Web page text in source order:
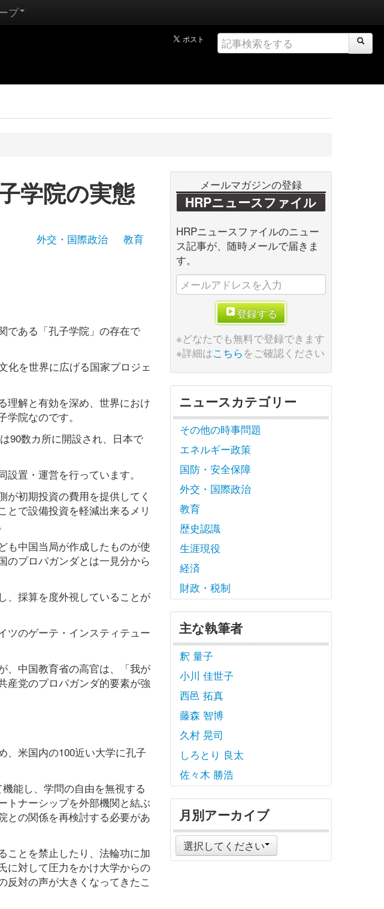
プ
学院の実態
外交・国際政治
教育
である「孔子学院」の存在で
化を世界に広げる国家プロジェ
理解と有効を深め、世界におけ
院なのです。
90数カ所に開設され、日本で
置・運営を行っています。
初期投資の費用を提供してく
とで設備投資を軽減出来るメリ
も中国当局が作成したものが使
のプロパガンダとは一見分から
、採算を度外視していることが
ツのゲーテ・インスティテュー
、中国教育省の高官は、「我が
産党のプロパガンダ的要素が強
、米国内の100近い大学に孔子
能し、学問の自由を無視する
トナーシップを外部機関と結ぶ
との関係を再検討する必要があ
ことを禁止したり、法輪功に加
に対して圧力をかけ大学からの
反対の声が大きくなってきたこ
メールマガジンの登録
HRPニュースファイル
HRPニュースファイルのニュー
ス記事が、随時メールで届きま
す。
登録する
※どなたでも無料で登録できます
※詳細はこちらをご確認ください
ニュースカテゴリー
その他の時事問題
エネルギー政策
国防・安全保障
外交・国際政治
教育
歴史認識
生涯現役
経済
財政・税制
主な執筆者
釈 量子
小川 佳世子
西邑 拓真
藤森 智博
久村 晃司
しろとり 良太
佐々木 勝浩
月別アーカイブ
選択してください